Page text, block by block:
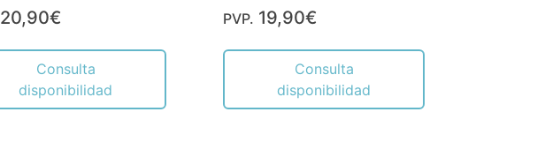
20,90€
Consulta
disponibilidad
PVP. 19,90€
Consulta
disponibilidad